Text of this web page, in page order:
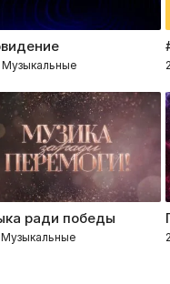
Музыкальные
Интеллектуальное
ради победы
Музыкальные